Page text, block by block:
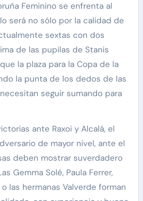
Feminino se enfrenta al
será no sólo por la calidad de
sextas con dos
de las pupilas de Stanis
la plaza para la Copa de la
la punta de los dedos de las
seguir sumando para
ante Raxoi y Alcalá, el
de mayor nivel, ante el
deben mostrar suverdadero
Gemma Solé, Paula Ferrer,
las hermanas Valverde forman